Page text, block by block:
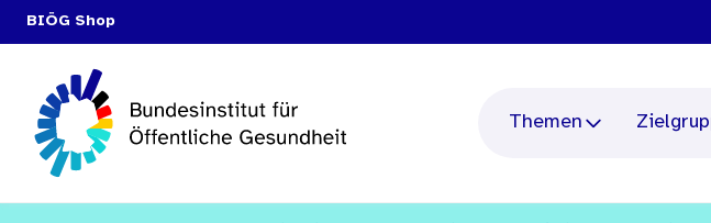
BIÖG Shop
Themen